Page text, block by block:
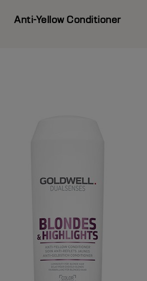
Anti-Yellow Conditioner